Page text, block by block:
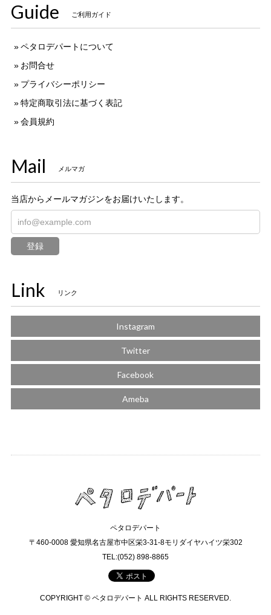
Guide ご利用ガイド
ペタロデパートについて
お問合せ
プライバシーポリシー
特定商取引法に基づく表記
会員規約
Mail メルマガ
当店からメールマガジンをお届けいたします。
登録
Link リンク
Instagram
Twitter
Facebook
Ameba
ペタロデパート
〒460-0008 愛知県名古屋市中区栄3-31-8モリダイヤハイツ栄302
TEL:(052) 898-8865
COPYRIGHT © ペタロデパート ALL RIGHTS RESERVED.